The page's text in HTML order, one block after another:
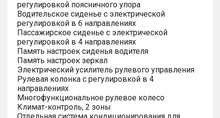
регулировкой поясничного упора
Водительское сиденье с электрической
регулировкой в 6 направлениях
Пассажирское сиденье с электрической
регулировкой в 4 направлениях
Память настроек сиденья водителя
Память настроек зеркал
Электрический усилитель рулевого управления
Рулевая колонка с регулировкой в 4
направлениях
Многофункциональное рулевое колесо
Климат-контроль, 2 зоны
Отдельная система кондиционирования для